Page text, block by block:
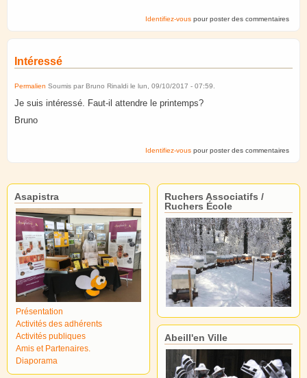
Identifiez-vous pour poster des commentaires
Intéressé
Permalien Soumis par Bruno Rinaldi le lun, 09/10/2017 - 07:59
Je suis intéressé. Faut-il attendre le printemps?
Bruno
Identifiez-vous pour poster des commentaires
Asapistra
Présentation
Activités des adhérents
Activités publiques
Amis et Partenaires.
Diaporama
Ruchers Associatifs /
Ruchers École
Abeill'en Ville